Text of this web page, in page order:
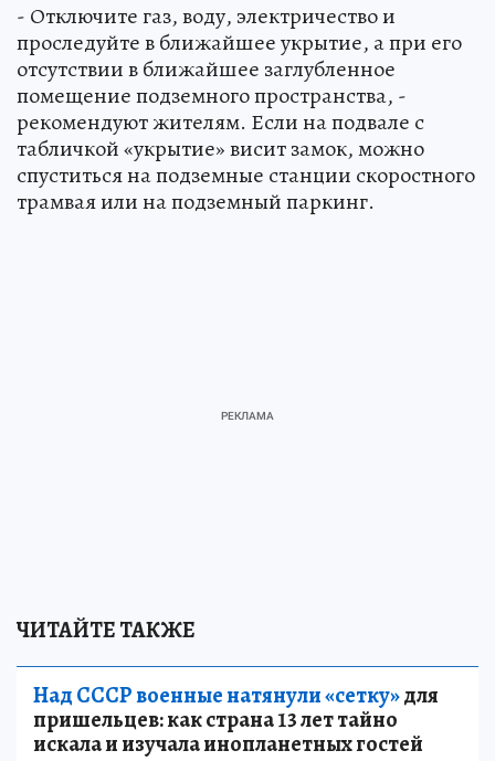
- Отключите газ, воду, электричество и
проследуйте в ближайшее укрытие, а при его
отсутствии в ближайшее заглубленное
помещение подземного пространства, -
рекомендуют жителям. Если на подвале с
табличкой «укрытие» висит замок, можно
спуститься на подземные станции скоростного
трамвая или на подземный паркинг.
ЧИТАЙТЕ ТАКЖЕ
Над СССР военные натянули «сетку»для
пришельцев: как страна 13 лет тайно
искала и изучала инопланетных гостей